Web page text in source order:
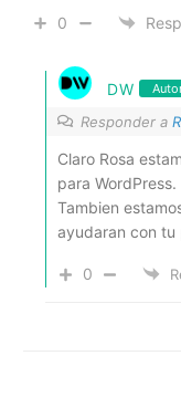
0
DW
Responder a
Claro Rosa
para WordPress.
Tambien
ayudaran con tu
0